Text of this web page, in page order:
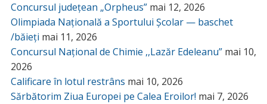
Concursul județean „Orpheus” mai 12, 2026
Olimpiada Națională a Sportului Școlar — baschet
/băieți mai 11, 2026
Concursul Național de Chimie ,,Lazăr Edeleanu” mai 10,
2026
Calificare în lotul restrâns mai 10, 2026
Sărbătorim Ziua Europei pe Calea Eroilor! mai 7, 2026